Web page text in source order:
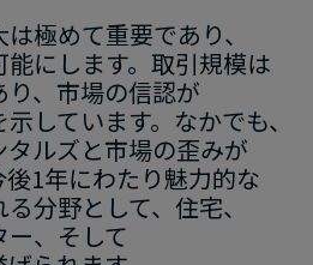
極めて​重要であり、​
にします。​取引規模は​
、​市場の​信認が​
しています。​なかでも、​
ルズと​市場の​歪みが​
​1年に​わたり魅力的な​
分野と​して、​住宅、​
、​そして​